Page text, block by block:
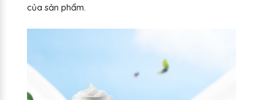
của sản phẩm.